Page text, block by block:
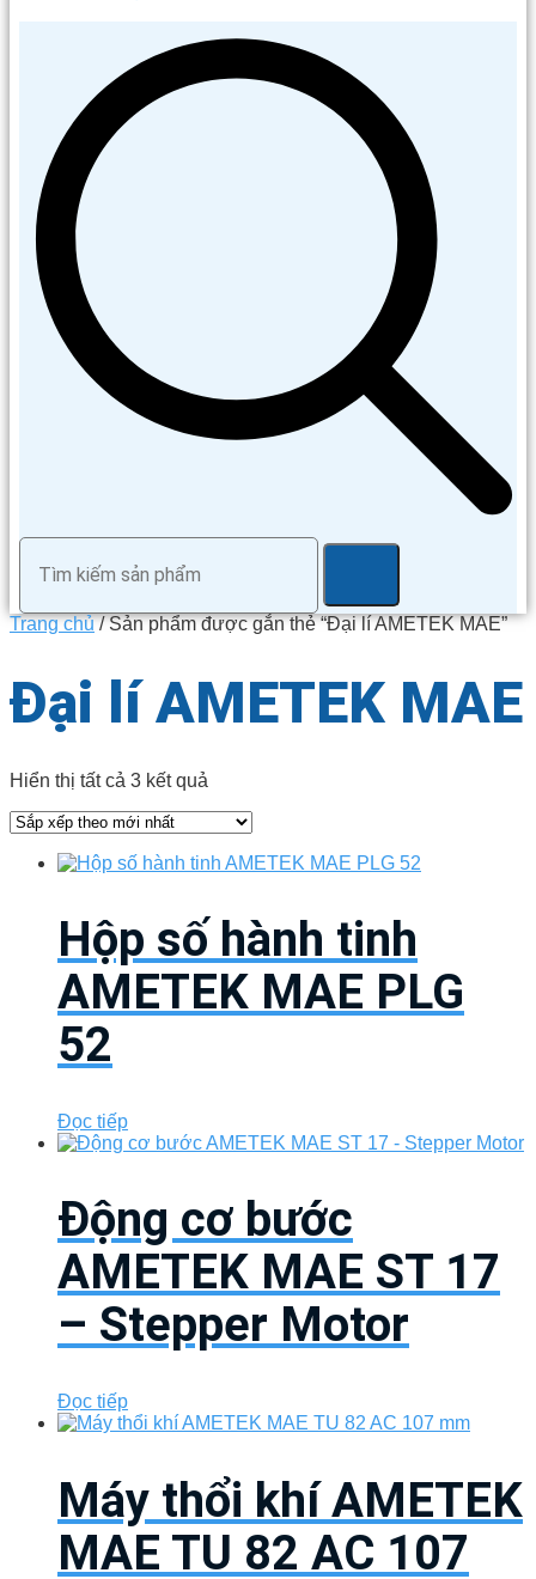
Trang chủ/ Sản phẩm được gắn thẻ “Đại lí AMETEK MAE”
Đại lí AMETEK MAE
Hiển thị tất cả 3 kết quả
xếp
mới
Hộp số hành tinh
AMETEK MAE PLG
52
Đọc tiếp
Động cơ bước
AMETEK MAE ST 17
– Stepper Motor
Đọc tiếp
Máy thổi khí AMETEK
MAE TU 82 AC 107